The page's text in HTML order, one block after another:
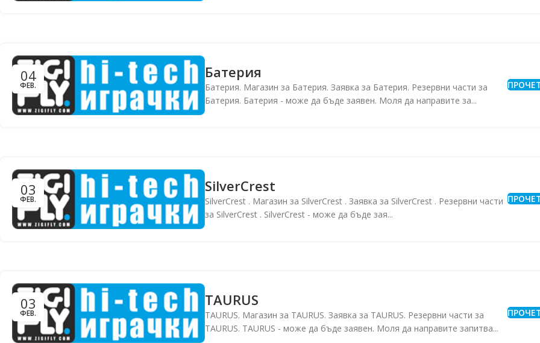
04
ФЕВ.
Батерия
Батерия. Магазин за Батерия. Заявка за Батерия. Резервни части за
Батерия. Батерия - може да бъде заявен. Моля да направите за...
03
ФЕВ.
SilverCrest
SilverCrest . Магазин за SilverCrest . Заявка за SilverCrest . Резервни части
за SilverCrest . SilverCrest - може да бъде зая...
03
ФЕВ.
TAURUS
TAURUS. Магазин за TAURUS. Заявка за TAURUS. Резервни части за
TAURUS. TAURUS - може да бъде заявен. Моля да направите запитва...